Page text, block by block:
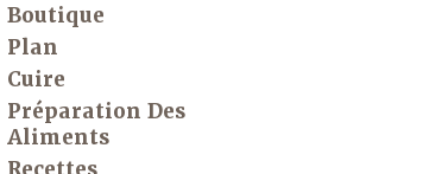
Boutique
Plan
Cuire
Préparation Des
Aliments
Recettes